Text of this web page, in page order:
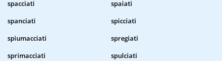
spacciati
spaiati
spanciati
spicciati
spiumacciati
spregiati
sprimacciati
spulciati